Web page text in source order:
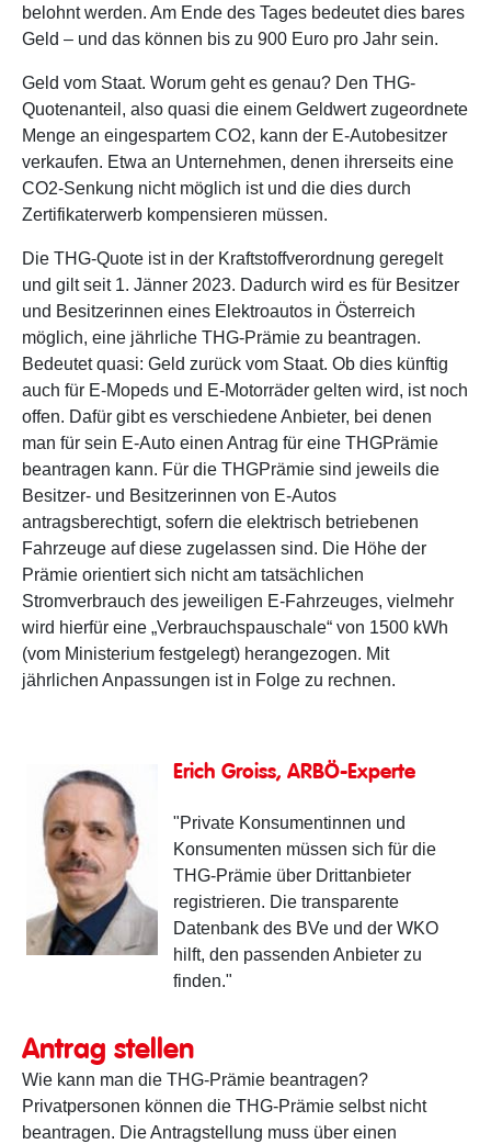
belohnt werden. Am Ende des Tages bedeutet dies bares
Geld – und das können bis zu 900 Euro pro Jahr sein.
Geld vom Staat. Worum geht es genau? Den THG-
Quotenanteil, also quasi die einem Geldwert zugeordnete
Menge an eingespartem CO2, kann der E-Autobesitzer
verkaufen. Etwa an Unternehmen, denen ihrerseits eine
CO2-Senkung nicht möglich ist und die dies durch
Zertifikaterwerb kompensieren müssen.
Die THG-Quote ist in der Kraftstoffverordnung geregelt
und gilt seit 1. Jänner 2023. Dadurch wird es für Besitzer
und Besitzerinnen eines Elektroautos in Österreich
möglich, eine jährliche THG-Prämie zu beantragen.
Bedeutet quasi: Geld zurück vom Staat. Ob dies künftig
auch für E-Mopeds und E-Motorräder gelten wird, ist noch
offen. Dafür gibt es verschiedene Anbieter, bei denen
man für sein E-Auto einen Antrag für eine THGPrämie
beantragen kann. Für die THGPrämie sind jeweils die
Besitzer- und Besitzerinnen von E-Autos
antragsberechtigt, sofern die elektrisch betriebenen
Fahrzeuge auf diese zugelassen sind. Die Höhe der
Prämie orientiert sich nicht am tatsächlichen
Stromverbrauch des jeweiligen E-Fahrzeuges, vielmehr
wird hierfür eine „Verbrauchspauschale“ von 1500 kWh
(vom Ministerium festgelegt) herangezogen. Mit
jährlichen Anpassungen ist in Folge zu rechnen.
Erich Groiss, ARBÖ-Experte
"Private Konsumentinnen und
Konsumenten müssen sich für die
THG-Prämie über Drittanbieter
registrieren. Die transparente
Datenbank des BVe und der WKO
hilft, den passenden Anbieter zu
finden."
Antrag stellen
Wie kann man die THG-Prämie beantragen?
Privatpersonen können die THG-Prämie selbst nicht
beantragen. Die Antragstellung muss über einen